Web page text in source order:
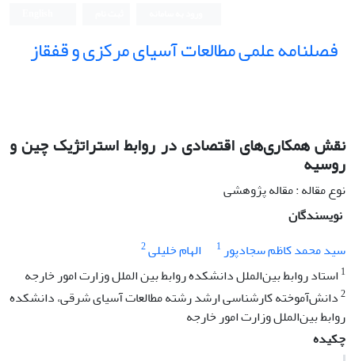
فصلنامه علمی مطالعات آسیای مرکزی و قفقاز
نقش همکاری‌های اقتصادی در روابط استراتژیک چین و
روسیه
نوع مقاله : مقاله پژوهشی
نویسندگان
سید محمد کاظم سجادپور1 الهام خلیلی2
1 استاد روابط بین‌الملل دانشکده روابط بین الملل وزارت امور خارجه
2دانش‌آموخته کارشناسی ارشد رشته مطالعات آسیای شرقی، دانشکده
روابط بین‌الملل وزارت امور خارجه
چکیده